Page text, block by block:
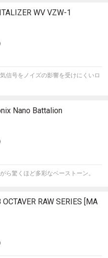
WV VZW-1
信号をノイズの影響を受けにくいロ
Nano Battalion
ら驚くほど多彩なベーストーン。
OCTAVER RAW SERIES [MA